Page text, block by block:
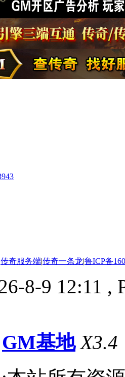
传奇服务端|传奇一条龙|鲁ICP备
8-9 12:11 ,
GM基地 X3.4